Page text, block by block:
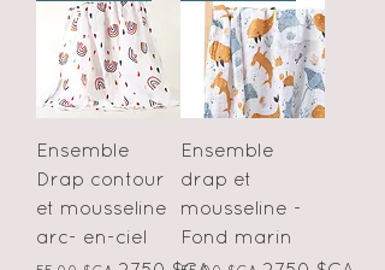
Ensemble
Drap contour
et mousseline
arc- en-ciel
Ensemble
drap et
mousseline -
Fond marin